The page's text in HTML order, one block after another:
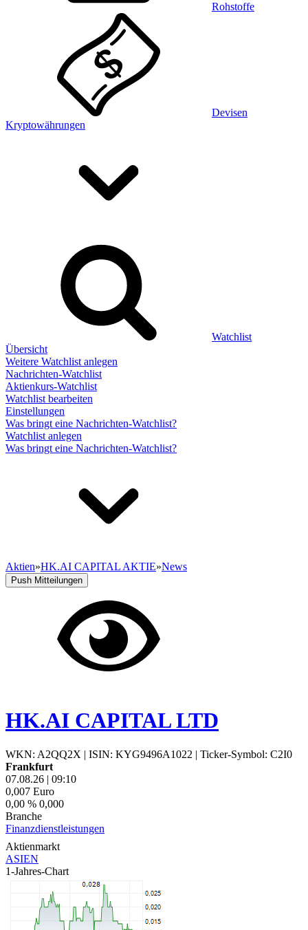
Rohstoffe
Devisen
Kryptowährungen
Watchlist
Übersicht
Weitere Watchlist anlegen
Nachrichten-Watchlist
Aktienkurs-Watchlist
Watchlist bearbeiten
Einstellungen
Was bringt eine Nachrichten-Watchlist?
Watchlist anlegen
Was bringt eine Nachrichten-Watchlist?
Aktien»HK.AI CAPITAL AKTIE»News
Push Mitteilungen
HK.AI CAPITAL LTD
WKN: A2QQ2X | ISIN: KYG9496A1022 | Ticker-Symbol: C2I0
Frankfurt
07.08.26 | 09:10
0,007 Euro
0,00 % 0,000
Branche
Finanzdienstleistungen
Aktienmarkt
ASIEN
1-Jahres-Chart